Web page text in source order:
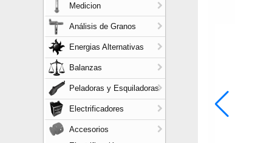
Medicion
Análisis de Granos
Energias Alternativas
Balanzas
Peladoras y Esquiladoras
Electrificadores
Accesorios